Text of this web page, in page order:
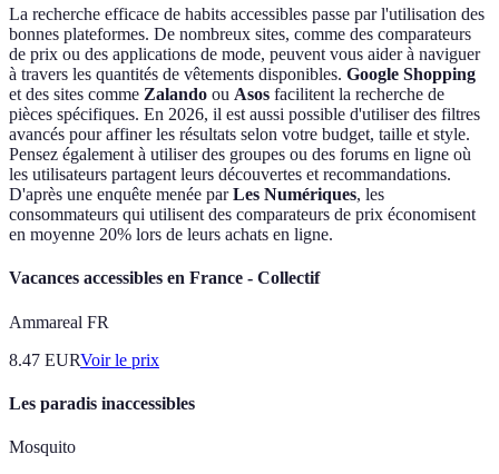
La recherche efficace de habits accessibles passe par l'utilisation des
bonnes plateformes. De nombreux sites, comme des comparateurs
de prix ou des applications de mode, peuvent vous aider à naviguer
à travers les quantités de vêtements disponibles. Google Shopping
et des sites comme Zalando ou Asos facilitent la recherche de
pièces spécifiques. En 2026, il est aussi possible d'utiliser des filtres
avancés pour affiner les résultats selon votre budget, taille et style.
Pensez également à utiliser des groupes ou des forums en ligne où
les utilisateurs partagent leurs découvertes et recommandations.
D'après une enquête menée parLes Numériques, les
consommateurs qui utilisent des comparateurs de prix économisent
en moyenne 20% lors de leurs achats en ligne.
Vacances accessibles en France - Collectif
Ammareal FR
8.47 EURVoir le prix
Les paradis inaccessibles
Mosquito